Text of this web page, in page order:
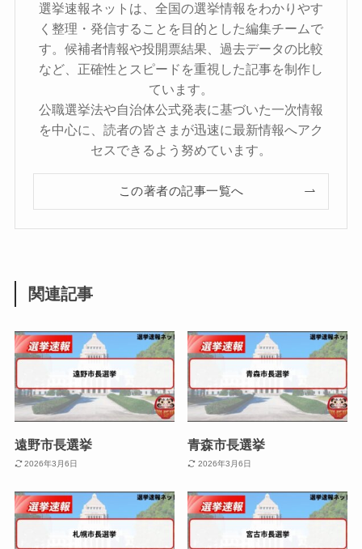
選挙速報ネットは、全国の選挙情報をわかりやす
く整理・発信することを目的とした編集チームで
す。候補者情報や投開票結果、過去データの比較
など、正確性とスピードを重視した記事を制作し
ています。
公職選挙法や自治体公式発表に基づいた一次情報
を中心に、読者の皆さまが迅速に最新情報へアク
セスできるよう努めています。
この著者の記事一覧へ
関連記事
遠野市長選挙
2026年3月6日
青森市長選挙
2026年3月6日